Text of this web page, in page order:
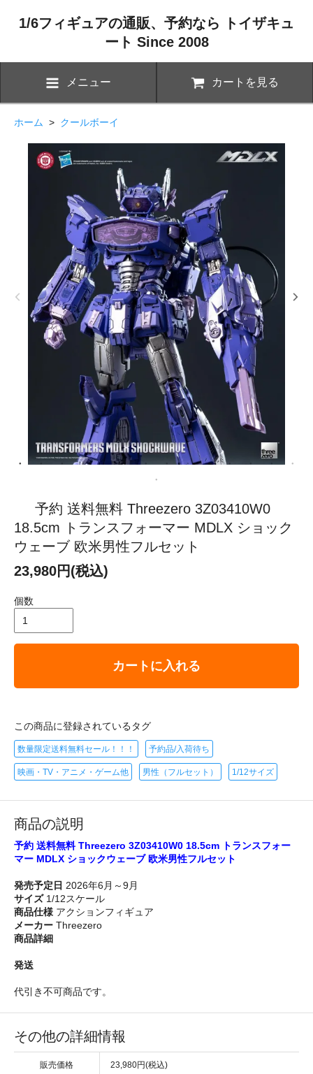
1/6フィギュアの通販、予約なら トイザキュ
ート Since 2008
メニュー カートを見る
ホーム > クールボーイ
予約 送料無料 Threezero 3Z03410W0
18.5cm トランスフォーマー MDLX ショック
ウェーブ 欧米男性フルセット
23,980円(税込)
個数
カートに入れる
この商品に登録されているタグ
数量限定送料無料セール！！！ 予約品/入荷待ち
映画・TV・アニメ・ゲーム他 男性（フルセット） 1/12サイズ
商品の説明
予約 送料無料 Threezero 3Z03410W0 18.5cm トランスフォー
マー MDLX ショックウェーブ 欧米男性フルセット
発売予定日 2026年6月～9月
サイズ1/12スケール
商品仕様 アクションフィギュア
メーカー Threezero
商品詳細
発送
代引き不可商品です。
その他の詳細情報
販売価格 23,980円(税込)